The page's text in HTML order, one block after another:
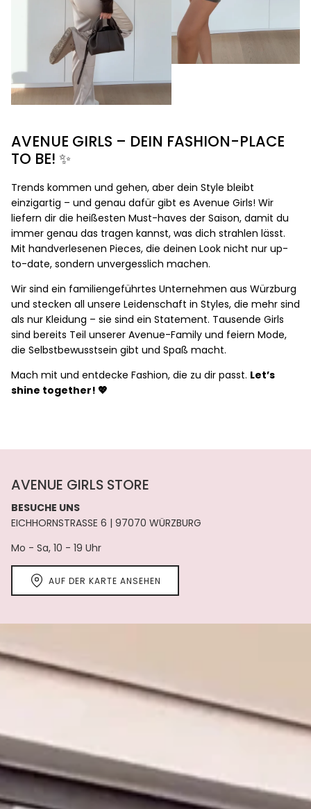
AVENUE GIRLS – DEIN FASHION-PLACE
TO BE! ✨
Trends kommen und gehen, aber dein Style bleibt
einzigartig – und genau dafür gibt es Avenue Girls! Wir
liefern dir die heißesten Must-haves der Saison, damit du
immer genau das tragen kannst, was dich strahlen lässt.
Mit handverlesenen Pieces, die deinen Look nicht nur up-
to-date, sondern unvergesslich machen.
Wir sind ein familiengeführtes Unternehmen aus Würzburg
und stecken all unsere Leidenschaft in Styles, die mehr sind
als nur Kleidung – sie sind ein Statement. Tausende Girls
sind bereits Teil unserer Avenue-Family und feiern Mode,
die Selbstbewusstsein gibt und Spaß macht.
Mach mit und entdecke Fashion, die zu dir passt. Let’s
shine together! 💖
AVENUE GIRLS STORE
BESUCHE UNS
EICHHORNSTRASSE 6 | 97070 WÜRZBURG
Mo - Sa, 10 - 19 Uhr
AUF DER KARTE ANSEHEN